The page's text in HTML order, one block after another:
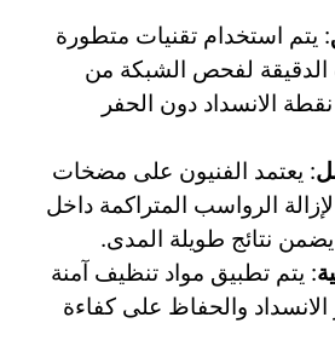
: يتم استخدام تقنيات متطورة
الدقيقة لفحص الشبكة من
الانسداد دون الحفر
: يعتمد الفنيون على مضخات
الرواسب المتراكمة داخل
نتائج طويلة المدى.
: يتم تطبيق مواد تنظيف آمنة
الانسداد والحفاظ على كفاءة